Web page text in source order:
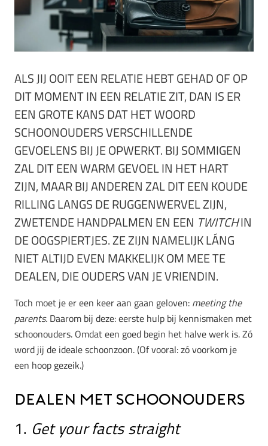
ALS JIJ OOIT EEN RELATIE HEBT GEHAD OF OP
DIT MOMENT IN EEN RELATIE ZIT, DAN IS ER
EEN GROTE KANS DAT HET WOORD
SCHOONOUDERS VERSCHILLENDE
GEVOELENS BIJ JE OPWERKT. BIJ SOMMIGEN
ZAL DIT EEN WARM GEVOEL IN HET HART
ZIJN, MAAR BIJ ANDEREN ZAL DIT EEN KOUDE
RILLING LANGS DE RUGGENWERVEL ZIJN,
ZWETENDE HANDPALMEN EN EEN TWITCHIN
DE OOGSPIERTJES. ZE ZIJN NAMELIJK LÁNG
NIET ALTIJD EVEN MAKKELIJK OM MEE TE
DEALEN, DIE OUDERS VAN JE VRIENDIN.
Toch moet je er een keer aan gaan geloven: meeting the
parents. Daarom bij deze: eerste hulp bij kennismaken met
schoonouders. Omdat een goed begin het halve werk is. Zó
word jij de ideale schoonzoon. (Of vooral: zó voorkom je
een hoop gezeik.)
Dealen met schoonouders
1. Get your facts straight